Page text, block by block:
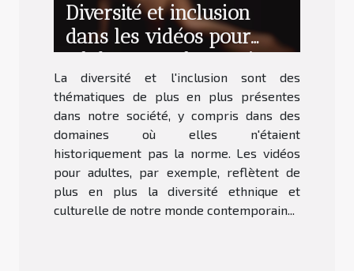
Diversité et inclusion
dans les vidéos pour
adultes avec des actrices
d'origine maghrébine
La diversité et l'inclusion sont des
thématiques de plus en plus présentes
dans notre société, y compris dans des
domaines où elles n'étaient
historiquement pas la norme. Les vidéos
pour adultes, par exemple, reflètent de
plus en plus la diversité ethnique et
culturelle de notre monde contemporain...